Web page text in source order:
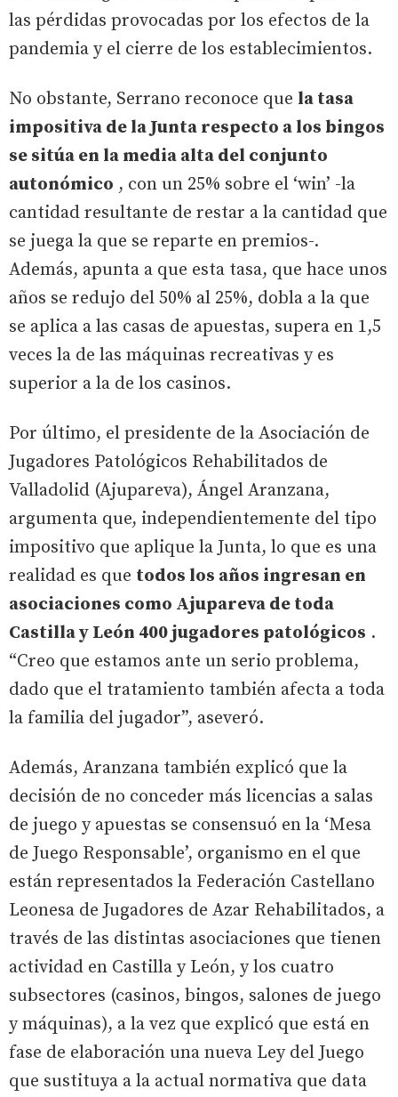
las pérdidas provocadas por los efectos de la
pandemia y el cierre de los establecimientos.
No obstante, Serrano reconoce que la tasa
impositiva de la Junta respecto a los bingos
se sitúa en la media alta del conjunto
autonómico , con un 25% sobre el ‘win’ -la
cantidad resultante de restar a la cantidad que
se juega la que se reparte en premios-.
Además, apunta a que esta tasa, que hace unos
años se redujo del 50% al 25%, dobla a la que
se aplica a las casas de apuestas, supera en 1,5
veces la de las máquinas recreativas y es
superior a la de los casinos.
Por último, el presidente de la Asociación de
Jugadores Patológicos Rehabilitados de
Valladolid (Ajupareva), Ángel Aranzana,
argumenta que, independientemente del tipo
impositivo que aplique la Junta, lo que es una
realidad es que todos los años ingresan en
asociaciones como Ajupareva de toda
Castilla y León 400 jugadores patológicos .
“Creo que estamos ante un serio problema,
dado que el tratamiento también afecta a toda
la familia del jugador”, aseveró.
Además, Aranzana también explicó que la
decisión de no conceder más licencias a salas
de juego y apuestas se consensuó en la ‘Mesa
de Juego Responsable’, organismo en el que
están representados la Federación Castellano
Leonesa de Jugadores de Azar Rehabilitados, a
través de las distintas asociaciones que tienen
actividad en Castilla y León, y los cuatro
subsectores (casinos, bingos, salones de juego
y máquinas), a la vez que explicó que está en
fase de elaboración una nueva Ley del Juego
que sustituya a la actual normativa que data